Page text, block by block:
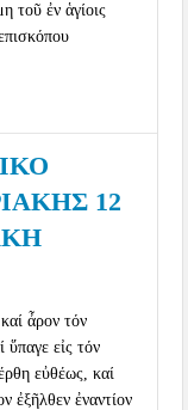
τοῦ ἐν ἁγίοις
12
ἆρον τόν
ὕπαγε εἰς τόν
εὐθέως, καί
ἐξῆλθεν ἐναντίον